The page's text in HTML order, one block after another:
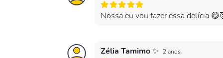
Nossa eu vou fazer essa delícia
Zélia Tamimo ✨ 2 anos